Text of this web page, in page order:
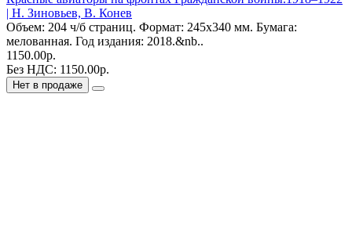
| Н. Зиновьев, В. Конев
Объем: 204 ч/б страниц. Формат: 245х340 мм. Бумага:
мелованная. Год издания: 2018.&nb..
1150.00р.
Без НДС: 1150.00р.
Нет в продаже